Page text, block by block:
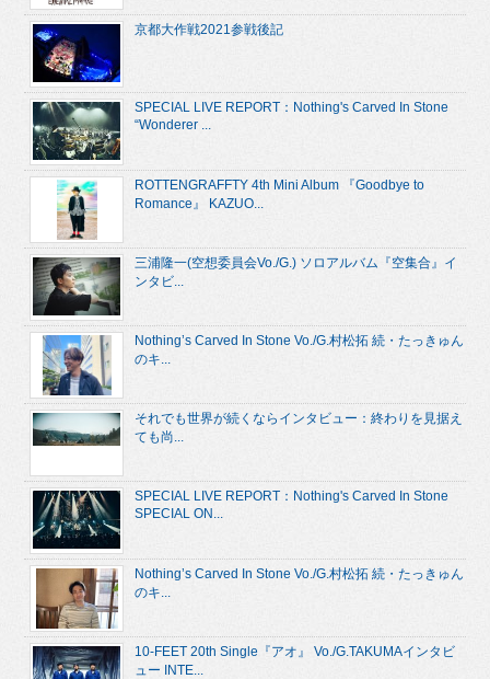
京都大作戦2021参戦後記
SPECIAL LIVE REPORT：Nothing's Carved In Stone
“Wonderer ...
ROTTENGRAFFTY 4th Mini Album 『Goodbye to
Romance』 KAZUO...
三浦隆一(空想委員会Vo./G.) ソロアルバム『空集合』イ
ンタビ...
Nothing’s Carved In Stone Vo./G.村松拓 続・たっきゅん
のキ...
それでも世界が続くならインタビュー：終わりを見据え
ても尚...
SPECIAL LIVE REPORT：Nothing's Carved In Stone
SPECIAL ON...
Nothing’s Carved In Stone Vo./G.村松拓 続・たっきゅん
のキ...
10-FEET 20th Single『アオ』 Vo./G.TAKUMAインタビ
ュー INTE...